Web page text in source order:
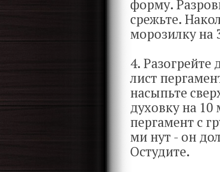
форму.
срежьте.
морозилку на
4.
лист
насыпьте
духовку на 10
пергамент с
ми нут - он
Остудите.